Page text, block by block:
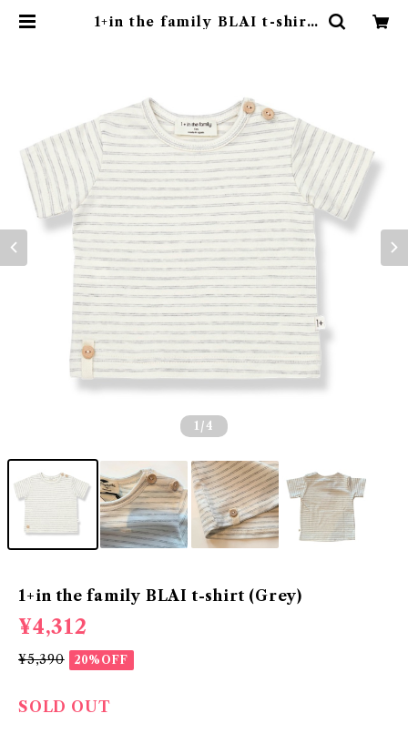
1+in the family BLAI t-shirt
1 /4
1+in the family BLAI t-shirt (Grey)
¥4,312
¥5,390 20%OFF
SOLD OUT